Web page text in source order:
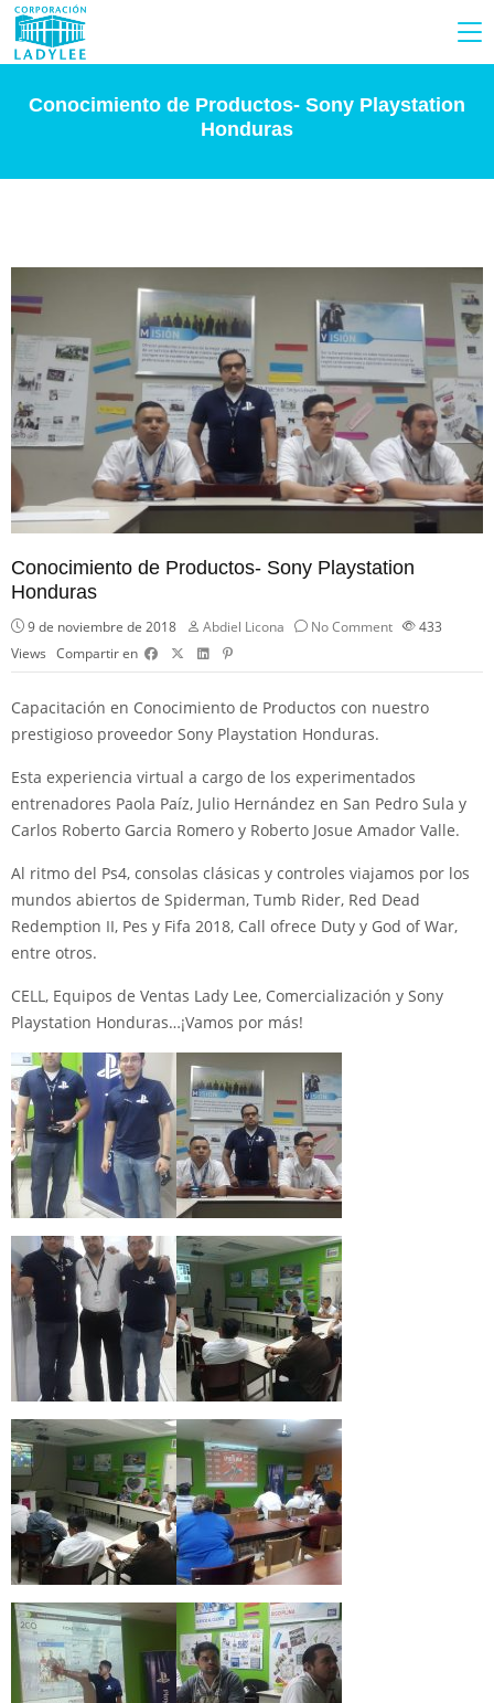
Conocimiento de Productos- Sony Playstation
Honduras
Conocimiento de Productos- Sony Playstation
Honduras
9 de noviembre de 2018 Abdiel Licona No Comment
433
Views Compartir en
Capacitación en Conocimiento de Productos con nuestro
prestigioso proveedor Sony Playstation Honduras.
Esta experiencia virtual a cargo de los experimentados
entrenadores Paola Paíz, Julio Hernández en San Pedro Sula y
Carlos Roberto Garcia Romero y Roberto Josue Amador Valle.
Al ritmo del Ps4, consolas clásicas y controles viajamos por los
mundos abiertos de Spiderman, Tumb Rider, Red Dead
Redemption II, Pes y Fifa 2018, Call ofrece Duty y God of War,
entre otros.
CELL, Equipos de Ventas Lady Lee, Comercialización y Sony
Playstation Honduras…¡Vamos por más!